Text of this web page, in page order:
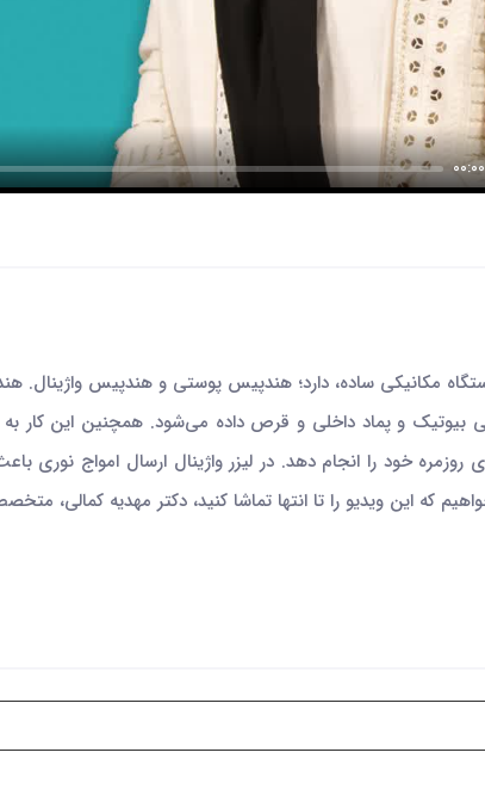
00:00
مکانیکی ساده، دارد؛ هندپیس پوستی و هندپیس واژینال.
روزمره خود را انجام دهد. در لیزر واژینال ارسال
که این ویدیو را تا انتها تماشا کنید، دکتر مهدیه کمالی،